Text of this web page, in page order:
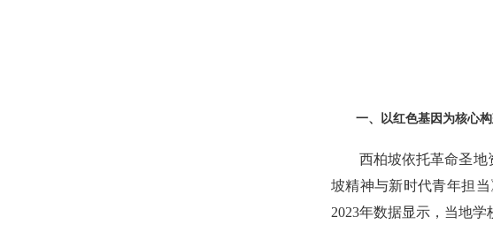
一、以红色基因为核心
西柏坡依托革命圣地
坡精神与新时代青年担
2023年数据显示，当地学